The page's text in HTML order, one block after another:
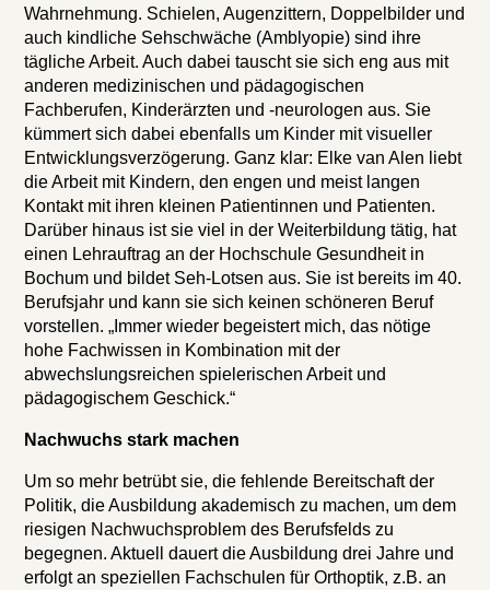
Wahrnehmung. Schielen, Augenzittern, Doppelbilder und
auch kindliche Sehschwäche (Amblyopie) sind ihre
tägliche Arbeit. Auch dabei tauscht sie sich eng aus mit
anderen medizinischen und pädagogischen
Fachberufen, Kinderärzten und -neurologen aus. Sie
kümmert sich dabei ebenfalls um Kinder mit visueller
Entwicklungsverzögerung. Ganz klar: Elke van Alen liebt
die Arbeit mit Kindern, den engen und meist langen
Kontakt mit ihren kleinen Patientinnen und Patienten.
Darüber hinaus ist sie viel in der Weiterbildung tätig, hat
einen Lehrauftrag an der Hochschule Gesundheit in
Bochum und bildet Seh-Lotsen aus. Sie ist bereits im 40.
Berufsjahr und kann sie sich keinen schöneren Beruf
vorstellen. „Immer wieder begeistert mich, das nötige
hohe Fachwissen in Kombination mit der
abwechslungsreichen spielerischen Arbeit und
pädagogischem Geschick.“
Nachwuchs stark machen
Um so mehr betrübt sie, die fehlende Bereitschaft der
Politik, die Ausbildung akademisch zu machen, um dem
riesigen Nachwuchsproblem des Berufsfelds zu
begegnen. Aktuell dauert die Ausbildung drei Jahre und
erfolgt an speziellen Fachschulen für Orthoptik, z.B. an